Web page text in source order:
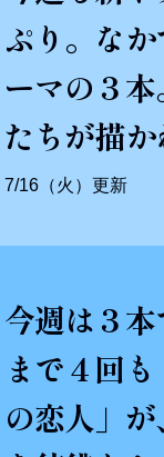
ぷり。な
ーマの３
たちが描か
7/16（火）更新
今週は３
まで４回
の恋人」